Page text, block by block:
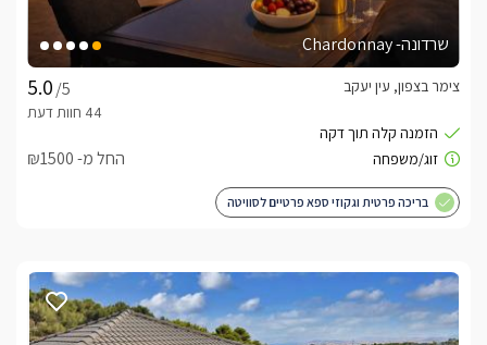
שרדונה- Chardonnay
/5
צימר בצפון, עין יעקב
החל מ- ₪1500
בריכה פרטית וגקוזי ספא פרטיים לסוויטה